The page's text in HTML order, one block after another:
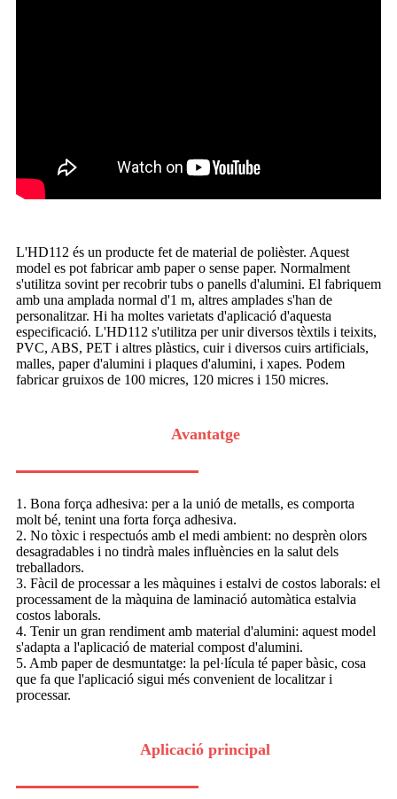
L'HD112 és un producte fet de material de polièster. Aquest
model es pot fabricar amb paper o sense paper. Normalment
s'utilitza sovint per recobrir tubs o panells d'alumini. El fabriquem
amb una amplada normal d'1 m, altres amplades s'han de
personalitzar. Hi ha moltes varietats d'aplicació d'aquesta
especificació. L'HD112 s'utilitza per unir diversos tèxtils i teixits,
PVC, ABS, PET i altres plàstics, cuir i diversos cuirs artificials,
malles, paper d'alumini i plaques d'alumini, i xapes. Podem
fabricar gruixos de 100 micres, 120 micres i 150 micres.
Avantatge
1. Bona força adhesiva: per a la unió de metalls, es comporta
molt bé, tenint una forta força adhesiva.
2. No tòxic i respectuós amb el medi ambient: no desprèn olors
desagradables i no tindrà males influències en la salut dels
treballadors.
3. Fàcil de processar a les màquines i estalvi de costos laborals: el
processament de la màquina de laminació automàtica estalvia
costos laborals.
4. Tenir un gran rendiment amb material d'alumini: aquest model
s'adapta a l'aplicació de material compost d'alumini.
5. Amb paper de desmuntatge: la pel·lícula té paper bàsic, cosa
que fa que l'aplicació sigui més convenient de localitzar i
processar.
Aplicació principal